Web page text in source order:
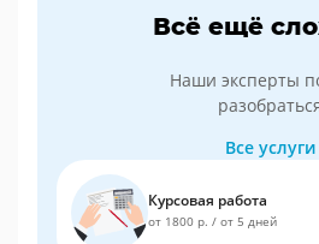
Всё ещё
Наши эксперты
Все услуги
Курсовая работа
от 1800 р. / от 5 дней